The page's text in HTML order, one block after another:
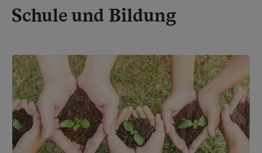
Schule und Bildung